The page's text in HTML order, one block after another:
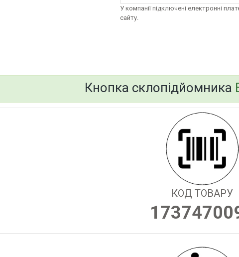
У компанії підключені електронні
сайту.
Кнопка склопідйомника
КОД ТОВАРУ